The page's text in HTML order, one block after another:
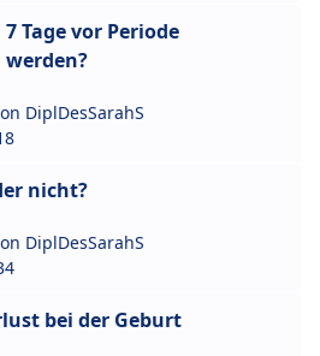
Tage vor Periode
DiplDesSarahS
nicht?
DiplDesSarahS
bei der Geburt